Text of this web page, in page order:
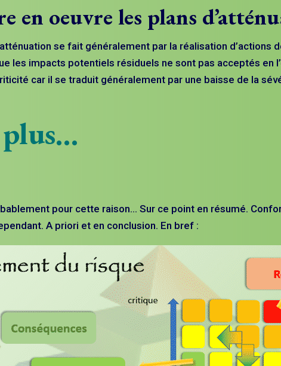
en oeuvre les plans
se fait généralement par la réalisation d’actions
les impacts potentiels résiduels ne sont pas acceptés en
car il se traduit généralement par une baisse de la
pour cette raison… Sur ce point en résumé.
A priori et en conclusion. En bref :